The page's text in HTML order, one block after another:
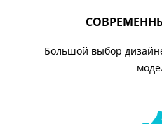
Большой выбор дизайнерских и современных